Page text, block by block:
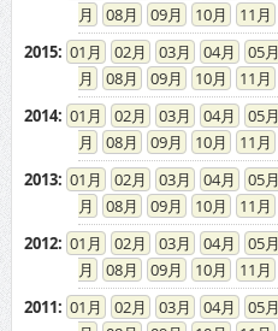
01 02 03 04 05
08
09 10 11
01 02 03 04 05
08
09 10 11
01 02 03 04 05
08
09 10 11
01 02 03 04 05
08
09 10 11
01 02 03 04 05
08
09 10 11